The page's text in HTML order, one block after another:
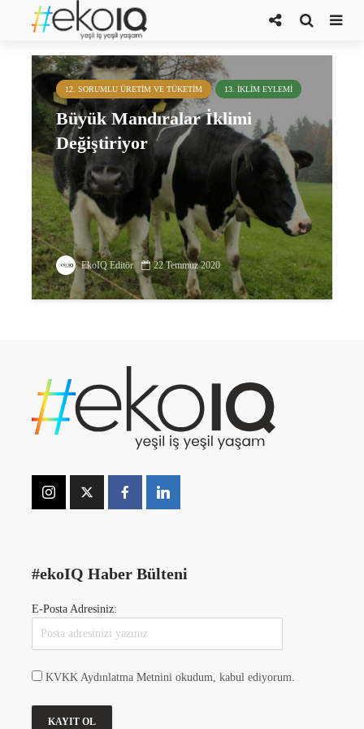
Catherine Early
12. SORUMLU ÜRETIM VE TÜKETIM 13. İKLIM EYLEMI
Büyük Mandıralar İklimi
Değiştiriyor
EkoIQ Editör 22 Temmuz 2020
#ekoIQ Haber Bülteni
E-Posta Adresiniz:
KVKK Aydınlatma Metnini okudum, kabul ediyorum.